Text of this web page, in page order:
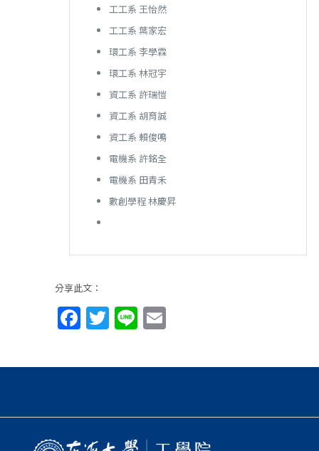
工工系 王怡然
工工系 葉家宏
環工系 李學霖
環工系 林冠宇
資工系 許瑞愷
資工系 胡育誠
資工系 賴俊鳴
電機系 許銘全
電機系 田青禾
數創學程 林慶昇
分享此文：
Facebook
Twitter
LineEmail